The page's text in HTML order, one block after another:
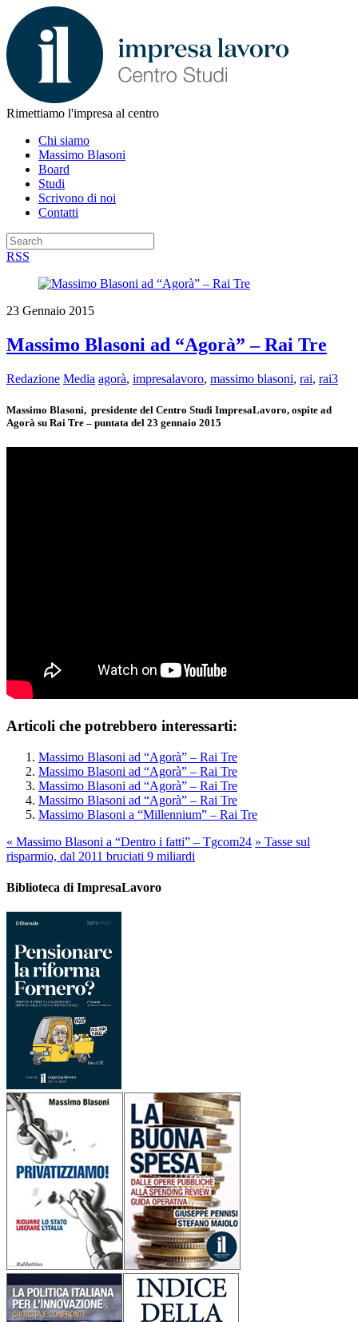
Rimettiamo l'impresa al centro
Chi siamo
Massimo Blasoni
Board
Studi
Scrivono di noi
Contatti
RSS
23 Gennaio 2015
Massimo Blasoni ad “Agorà” – Rai Tre
Redazione Media agorà, impresalavoro, massimo blasoni, rai, rai3
Massimo Blasoni, presidente del Centro Studi ImpresaLavoro, ospite ad
Agorà su Rai Tre – puntata del 23 gennaio 2015
Articoli che potrebbero interessarti:
Massimo Blasoni ad “Agorà” – Rai Tre
Massimo Blasoni ad “Agorà” – Rai Tre
Massimo Blasoni ad “Agorà” – Rai Tre
Massimo Blasoni ad “Agorà” – Rai Tre
Massimo Blasoni a “Millennium” – Rai Tre
« Massimo Blasoni a “Dentro i fatti” – Tgcom24 » Tasse sul
risparmio, dal 2011 bruciati 9 miliardi
Biblioteca di ImpresaLavoro